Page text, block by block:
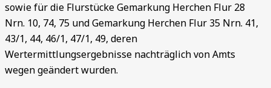
sowie für die Flurstücke Gemarkung Herchen Flur 28
Nrn. 10, 74, 75 und Gemarkung Herchen Flur 35 Nrn. 41,
43/1, 44, 46/1, 47/1, 49, deren
Wertermittlungsergebnisse nachträglich von Amts
wegen geändert wurden.